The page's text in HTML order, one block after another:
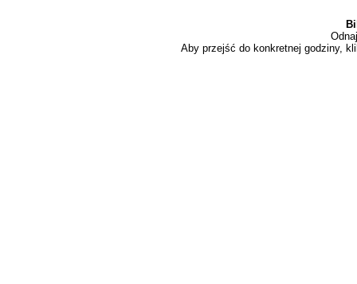
Aby przejść do konkretnej godziny,